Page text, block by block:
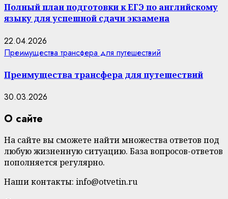
Полный план подготовки к ЕГЭ по английскому
языку для успешной сдачи экзамена
22.04.2026
Преимущества трансфера для путешествий
Преимущества трансфера для путешествий
30.03.2026
О сайте
На сайте вы сможете найти множества ответов под
любую жизненную ситуацию. База вопросов-ответов
пополняется регулярно.
Наши контакты: info@otvetin.ru